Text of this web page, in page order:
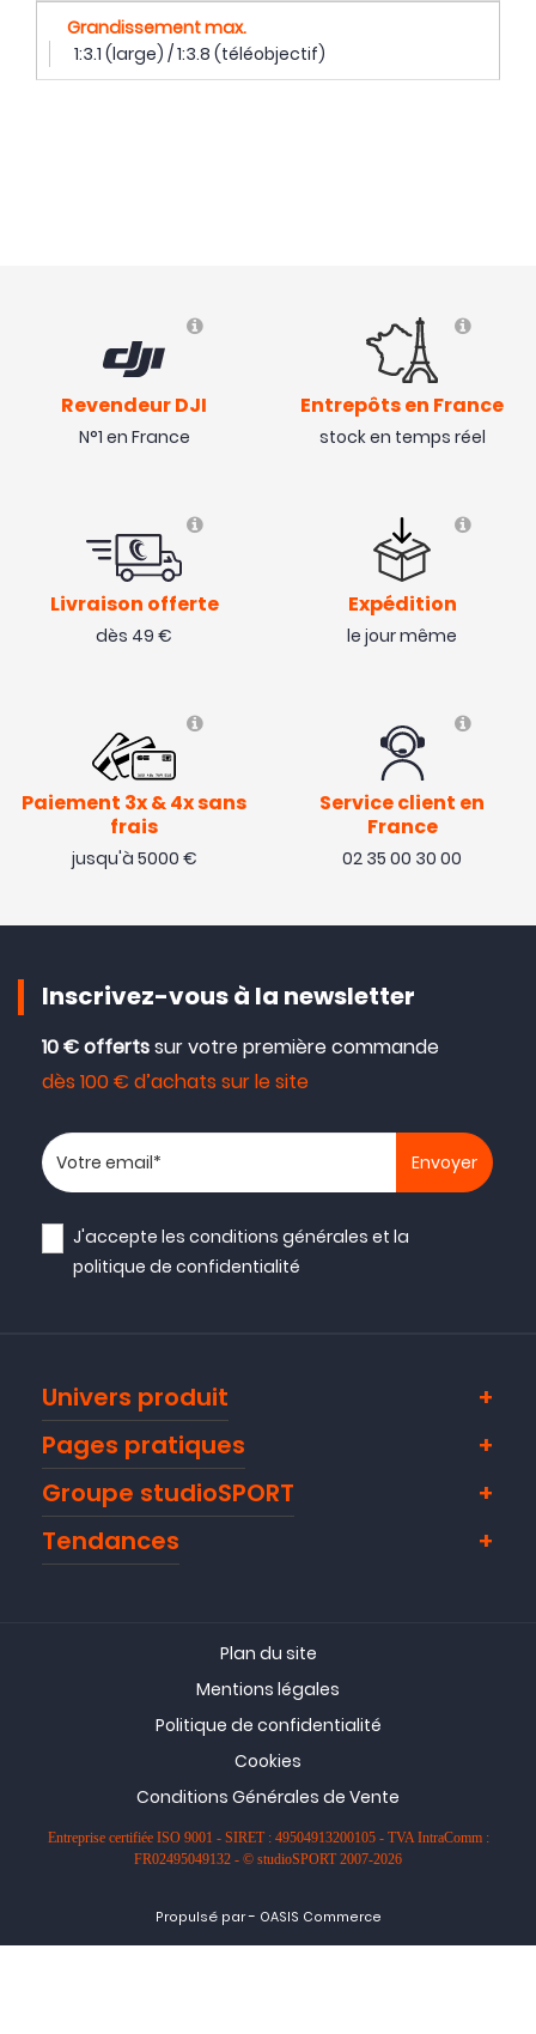
Grandissement max.
1:3.1 (large) / 1:3.8 (téléobjectif)
Revendeur DJI
N°1 en France
Entrepôts en France
stock en temps réel
Livraison offerte
dès 49 €
Expédition
le jour même
Paiement 3x & 4x sans
frais
jusqu'à 5000 €
Service client en
France
02 35 00 30 00
Inscrivez-vous à la newsletter
10 € offertssur votre première commande
dès 100 € d’achats sur le site
Votre adresse email
J'accepte lesconditions générales et la
politique de confidentialité
Univers produit
Pages pratiques
Groupe studioSPORT
Tendances
Plan du site
Mentions légales
Politique de confidentialité
Cookies
Conditions Générales de Vente
Entreprise certifiée ISO 9001 - SIRET : 49504913200105 - TVA IntraComm :
FR02495049132 - © studioSPORT 2007-2026
Propulsé par- OASIS Commerce